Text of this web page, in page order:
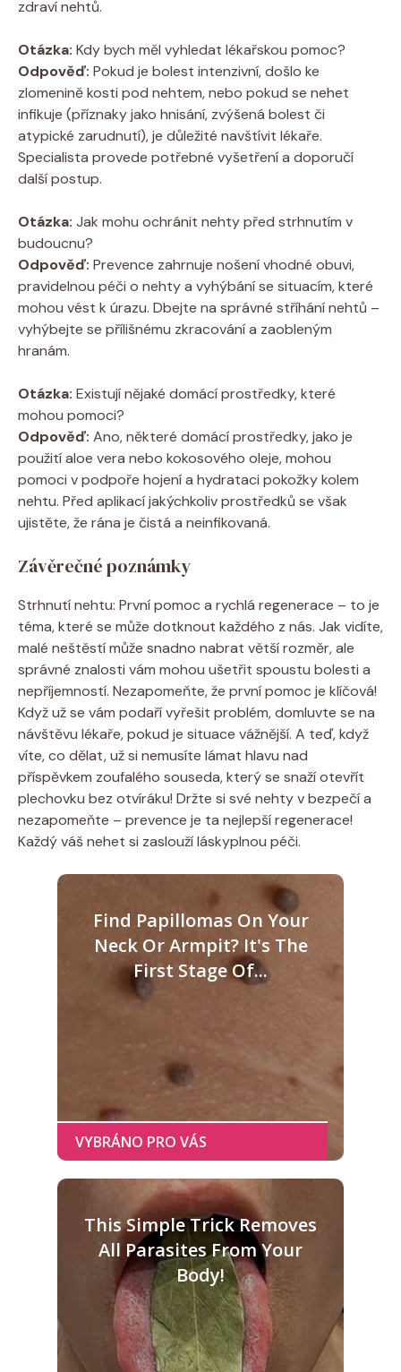
zdraví nehtů.
Otázka: Kdy bych měl vyhledat lékařskou pomoc?
Odpověď: Pokud je bolest intenzivní, došlo ke
zlomenině kosti pod nehtem, nebo pokud se nehet
infikuje (příznaky jako hnisání, zvýšená bolest či
atypické zarudnutí), je důležité navštívit lékaře.
Specialista provede potřebné vyšetření a doporučí
další postup.
Otázka: Jak mohu ochránit nehty před strhnutím v
budoucnu?
Odpověď: Prevence zahrnuje nošení vhodné obuvi,
pravidelnou péči o nehty a vyhýbání se situacím, které
mohou vést k úrazu. Dbejte na správné stříhání nehtů –
vyhýbejte se přílišnému zkracování a zaobleným
hranám.
Otázka: Existují nějaké domácí prostředky, které
mohou pomoci?
Odpověď: Ano, některé domácí prostředky, jako je
použití aloe vera nebo kokosového oleje, mohou
pomoci v podpoře hojení a hydrataci pokožky kolem
nehtu. Před aplikací jakýchkoliv prostředků se však
ujistěte, že rána je čistá a neinfikovaná.
Závěrečné poznámky
Strhnutí nehtu: První pomoc a rychlá regenerace – to je
téma, které se může dotknout každého z nás. Jak vidíte,
malé neštěstí může snadno nabrat větší rozměr, ale
správné znalosti vám mohou ušetřit spoustu bolesti a
nepříjemností. Nezapomeňte, že první pomoc je klíčová!
Když už se vám podaří vyřešit problém, domluvte se na
návštěvu lékaře, pokud je situace vážnější. A teď, když
víte, co dělat, už si nemusíte lámat hlavu nad
příspěvkem zoufalého souseda, který se snaží otevřít
plechovku bez otvíráku! Držte si své nehty v bezpečí a
nezapomeňte – prevence je ta nejlepší regenerace!
Každý váš nehet si zaslouží láskyplnou péči.
Find Papillomas On Your
Neck Or Armpit? It's The
First Stage Of...
This Simple Trick Removes
All Parasites From Your
Body!